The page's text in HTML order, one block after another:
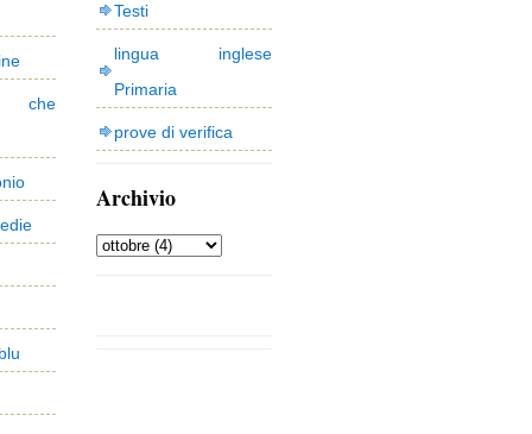
che
Testi
lingua inglese
Primaria
prove di verifica
Archivio